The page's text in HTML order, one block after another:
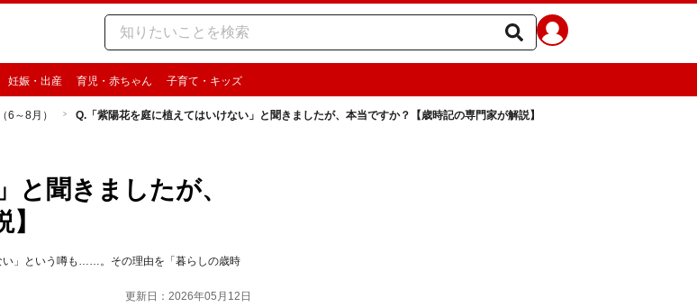
妊娠・出産 育児・赤ちゃん 子育て・キッズ
6～8月） Q.「紫陽花を庭に植えてはいけない」と聞きましたが、本当ですか？【歳時記の専門家が解説】
と聞きましたが、
い」という噂も……。その理由を「暮らしの歳時
更新日：2026年05月12日